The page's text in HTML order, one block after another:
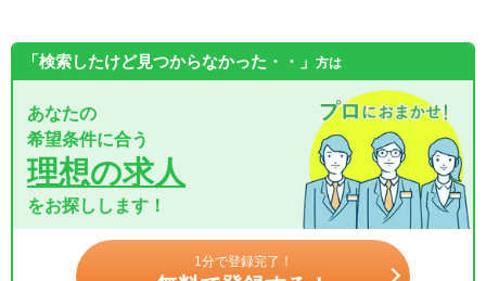
「検索したけど見つからなかった・・」 方は
あなたの
希望条件に合う
理想の求人
をお探しします！
1分で登録完了！